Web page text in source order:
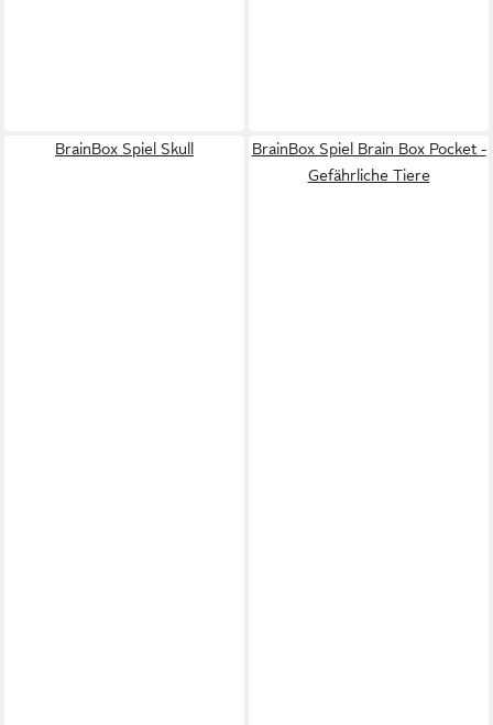
BrainBox Spiel Skull
BrainBox Spiel Brain Box Pocket -
Gefährliche Tiere